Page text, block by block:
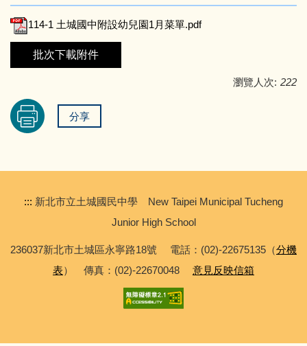
師生園地
資訊服務
學校規章彙編
線上設備報修
專科教室登記
學校會議記錄
114-1 土城國中附設幼兒園1月菜單.pdf
批次下載附件
瀏覽人次: 222
分享
::: 新北市立土城國民中學 New Taipei Municipal Tucheng
Junior High School
236037新北市土城區永寧路18號 電話：(02)-22675135（分機
表） 傳真：(02)-22670048 意見反映信箱